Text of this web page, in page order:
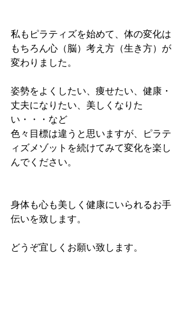
私もピラティズを始めて、体の変化は
もちろん心（脳）考え方（生き方）が
変わりました。
姿勢をよくしたい、痩せたい、健康・
丈夫になりたい、美しくなりた
い・・・など
色々目標は違うと思いますが、ピラテ
ィズメゾットを続けてみて変化を楽し
んでください。
身体も心も美しく健康にいられるお手
伝いを致します。
どうぞ宜しくお願い致します。